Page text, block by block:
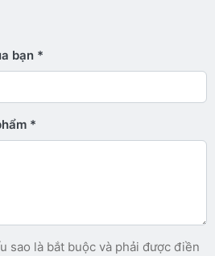
giá: 4 trên 5
3 trên 5 sao.
2 trên 5 sao.
trên 5 sao. Xấu
bạn
sao là bắt buộc và phải được điền